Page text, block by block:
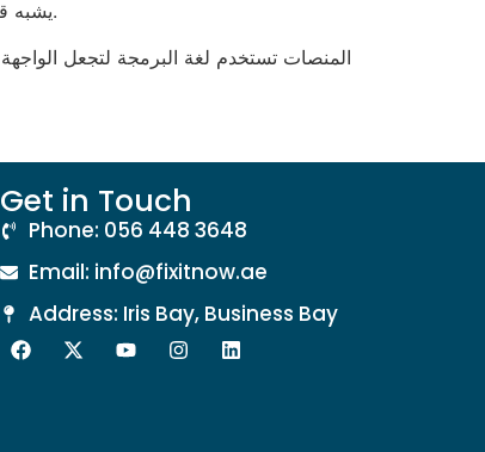
اللاعب المتمرس يعرف أن “الـ free spin” يشبه قطعة حلوى مجانية في عيادة الأسنان؛ تبدو لطيفة لكن لا تغطي التكلفة الفعلية للزيارة.
Get in Touch
Phone: 056 448 3648
Email: info@fixitnow.ae
Address: Iris Bay, Business Bay